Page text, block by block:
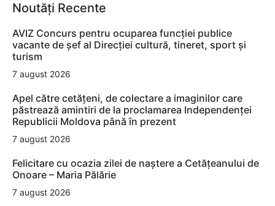
Noutăți Recente
AVIZ Concurs pentru ocuparea funcţiei publice
vacante de şef al Direcţiei cultură, tineret, sport şi
turism
7 august 2026
Apel către cetățeni, de colectare a imaginilor care
păstrează amintiri de la proclamarea Independenței
Republicii Moldova până în prezent
7 august 2026
Felicitare cu ocazia zilei de naștere a Cetățeanului de
Onoare – Maria Pălărie
7 august 2026